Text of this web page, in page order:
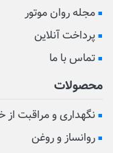
مجله روان موتور
پرداخت آنلاین
تماس با ما
محصولات
نگهداری و مراقبت از
روانساز و روغن